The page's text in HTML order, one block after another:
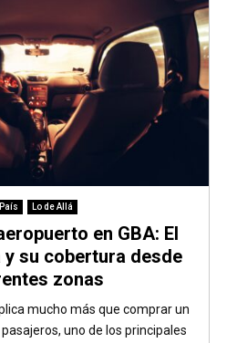
Lo de Allá
en GBA: El
y su cobertura desde
zonas
mucho más que comprar un
uno de los principales